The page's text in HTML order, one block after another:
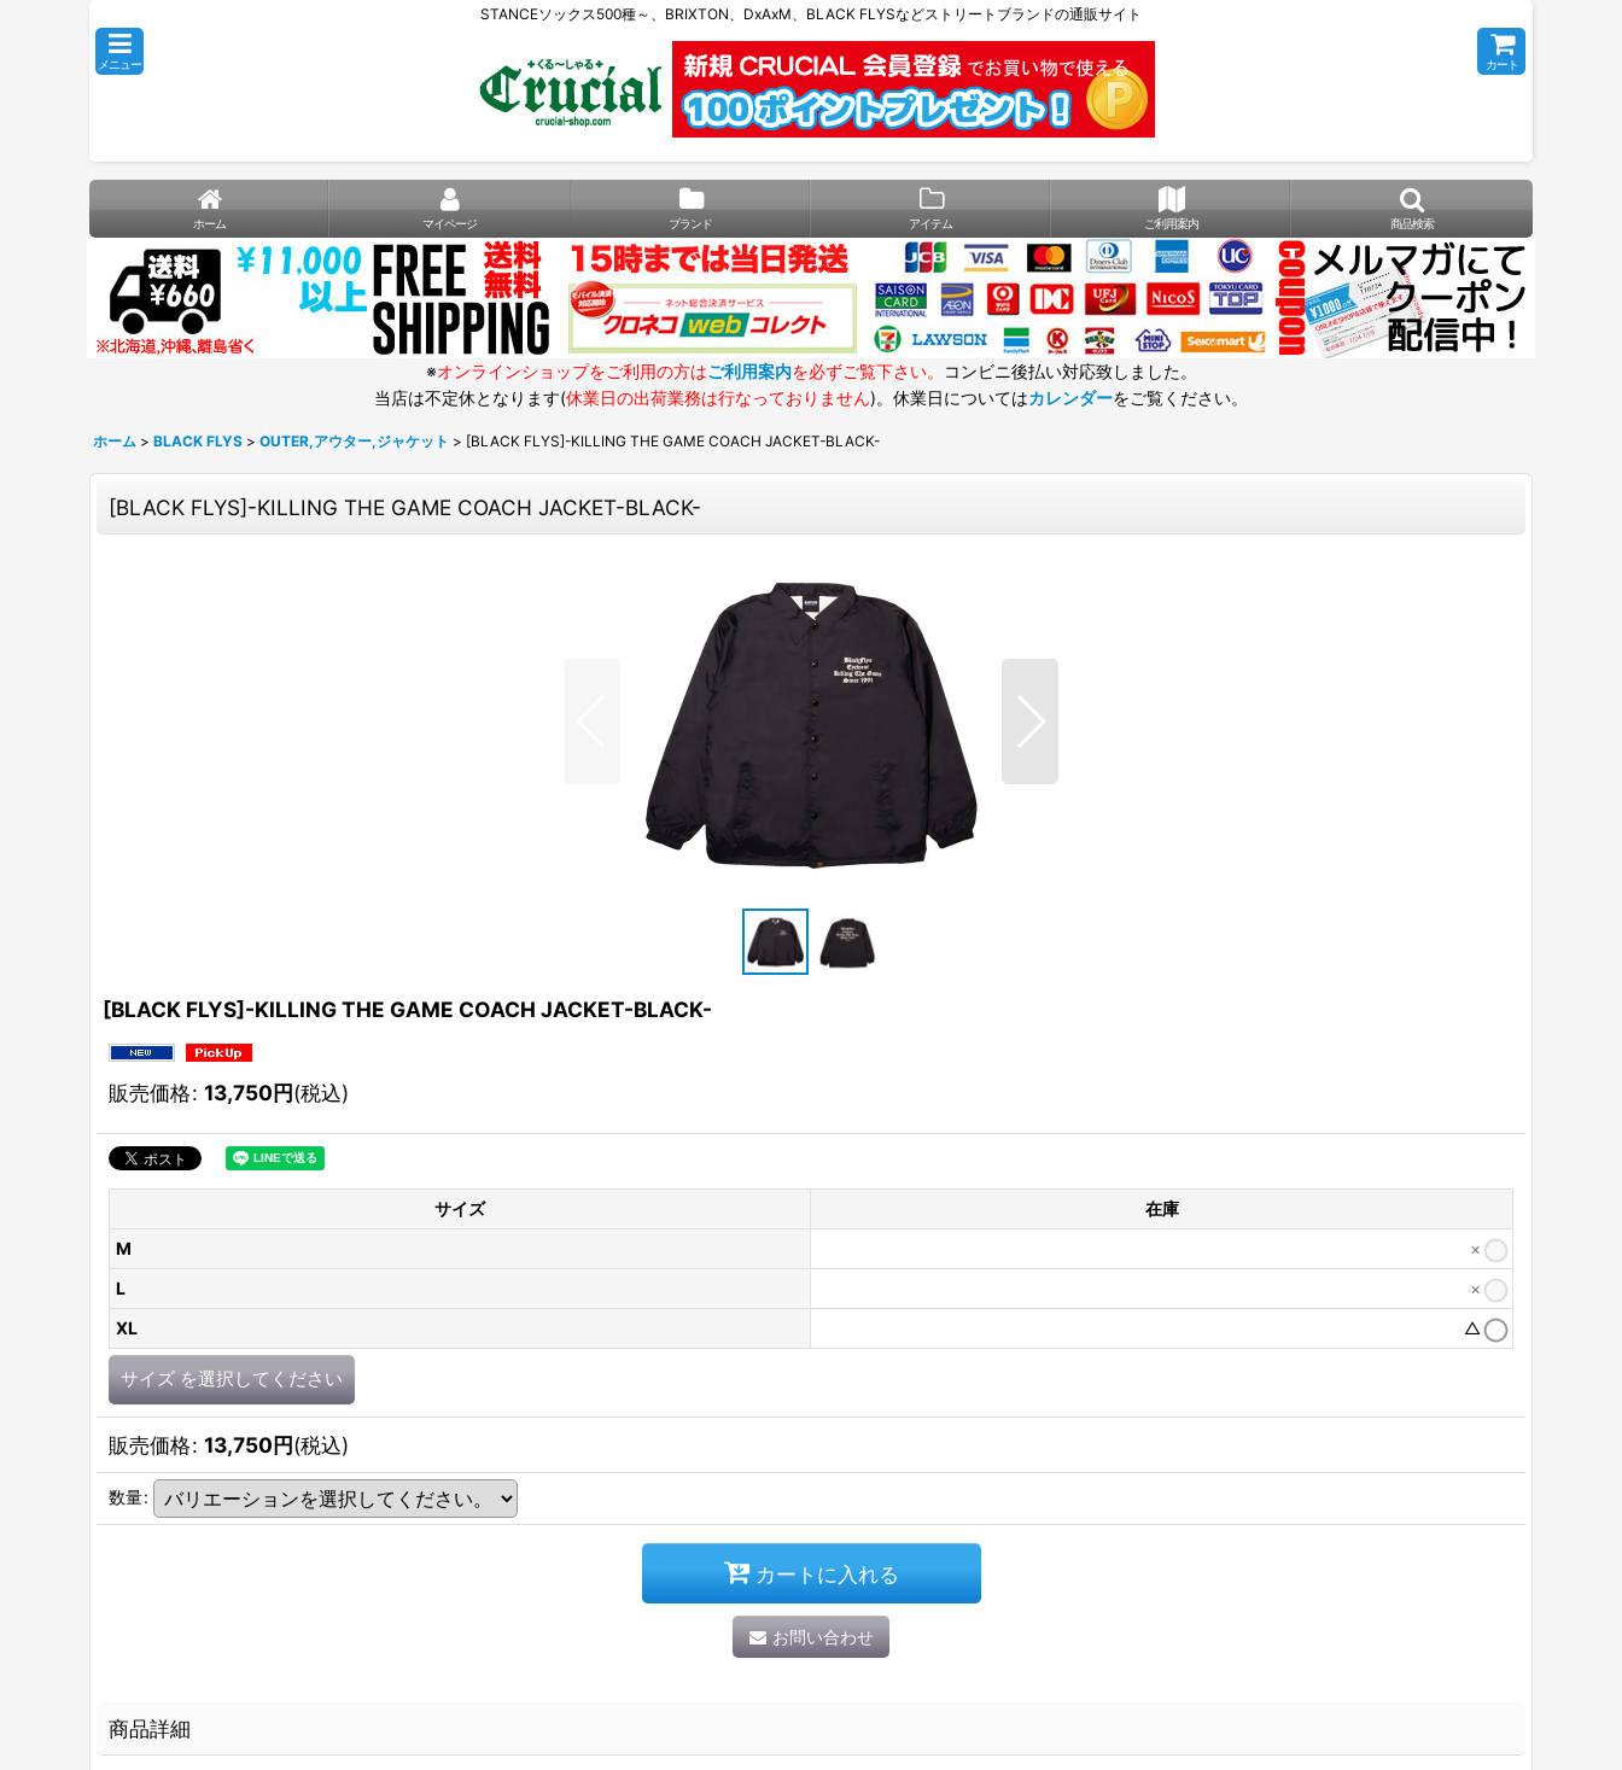
STANCEソックス500種～、BRIXTON、DxAxM、BLACK FLYSなどストリートブランドの通販サイト
メニュー カート
ホーム マイページ ブランド アイテム ご利用案内 商品検索
※オンラインショップをご利用の方はご利用案内を必ずご覧下さい。
コンビニ後払い対応致しました。
当店は不定休となります(休業日の出荷業務は行なっておりません)。休業日についてはカレンダーをご覧ください。
ホーム > BLACK FLYS > OUTER,アウター,ジャケット > [BLACK FLYS]-KILLING THE GAME COACH JACKET-BLACK-
[BLACK FLYS]-KILLING THE GAME COACH JACKET-BLACK-
[BLACK FLYS]-KILLING THE GAME COACH JACKET-BLACK-
販売価格: 13,750円(税込)
サイズ
在庫
M
×
L
×
XL
△
サイズ を選択してください
販売価格: 13,750円(税込)
数量:
カートに入れる
お問い合わせ
商品詳細